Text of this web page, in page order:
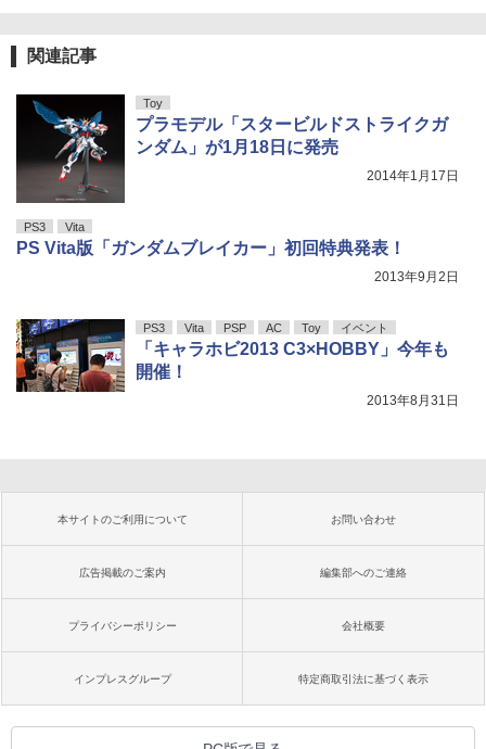
関連記事
Toy
プラモデル「スタービルドストライクガ
ンダム」が1月18日に発売
2014年1月17日
PS3 Vita
PS Vita版「ガンダムブレイカー」初回特典発表！
2013年9月2日
PS3 Vita PSP AC Toy イベント
「キャラホビ2013 C3×HOBBY」今年も
開催！
2013年8月31日
本サイトのご利用について お問い合わせ
広告掲載のご案内 編集部へのご連絡
プライバシーポリシー 会社概要
インプレスグループ 特定商取引法に基づく表示